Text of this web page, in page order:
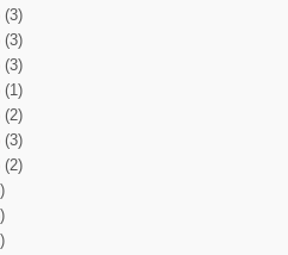
(3)
(3)
(3)
(1)
(2)
(3)
(2)